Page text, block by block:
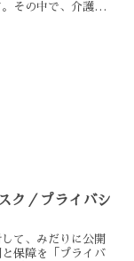
その中で、介護を
ク／プライバシ
て、みだりに公開
保障を「プライバ